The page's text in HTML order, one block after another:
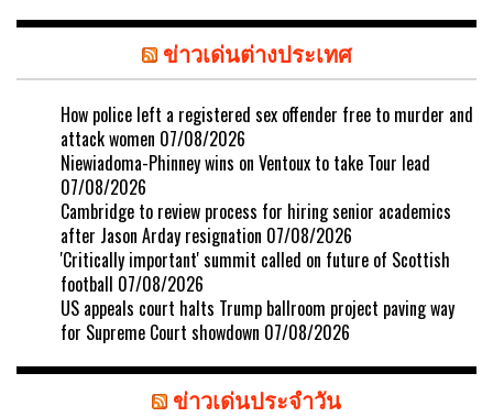
ข่าวเด่นต่างประเทศ
How police left a registered sex offender free to murder and
attack women 07/08/2026
Niewiadoma-Phinney wins on Ventoux to take Tour lead
07/08/2026
Cambridge to review process for hiring senior academics
after Jason Arday resignation 07/08/2026
'Critically important' summit called on future of Scottish
football 07/08/2026
US appeals court halts Trump ballroom project paving way
for Supreme Court showdown 07/08/2026
ข่าวเด่นประจำวัน